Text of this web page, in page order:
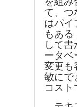
て、つ
はパイ
もある
して
ータベ
変更も
敏にで
コス